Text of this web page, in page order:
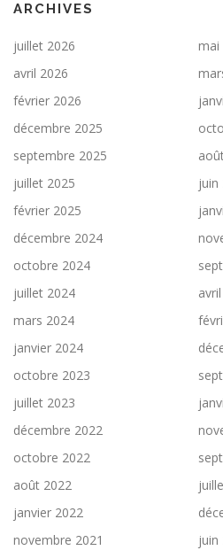
ARCHIVES
juillet 2026
mai
avril 2026
février 2026
décembre 2025
septembre 2025
juillet 2025
juin
février 2025
décembre 2024
octobre 2024
juillet 2024
mars 2024
janvier 2024
octobre 2023
juillet 2023
décembre 2022
octobre 2022
août 2022
janvier 2022
novembre 2021
juin